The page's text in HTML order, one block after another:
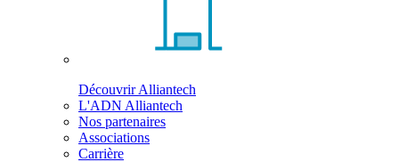
Découvrir Alliantech
L'ADN Alliantech
Nos partenaires
Associations
Carrière